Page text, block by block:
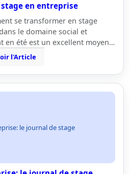
stage en entreprise
se transformer en stage
le domaine social et
en été est un excellent moyen…
l'Article
le journal de stage